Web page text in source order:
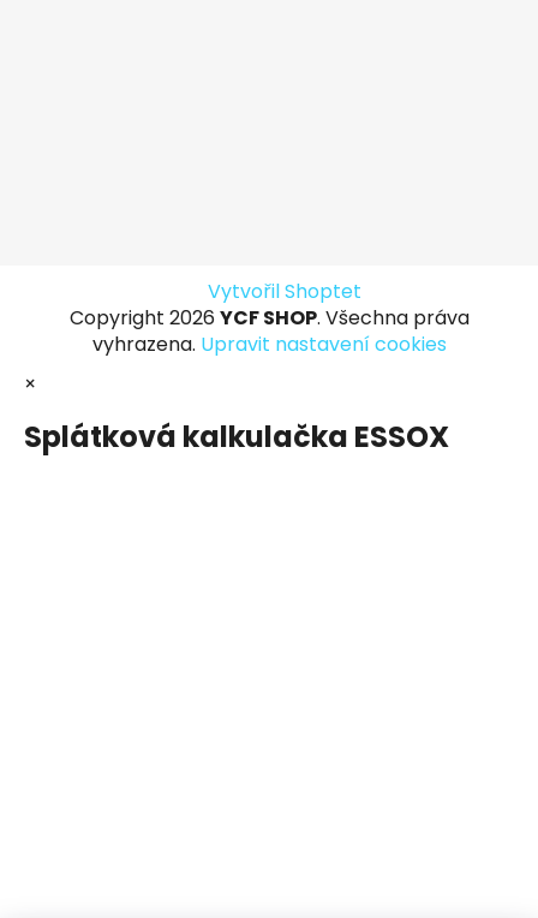
Vytvořil Shoptet
Copyright 2026 YCF SHOP. Všechna práva
vyhrazena. Upravit nastavení cookies
×
Splátková kalkulačka ESSOX